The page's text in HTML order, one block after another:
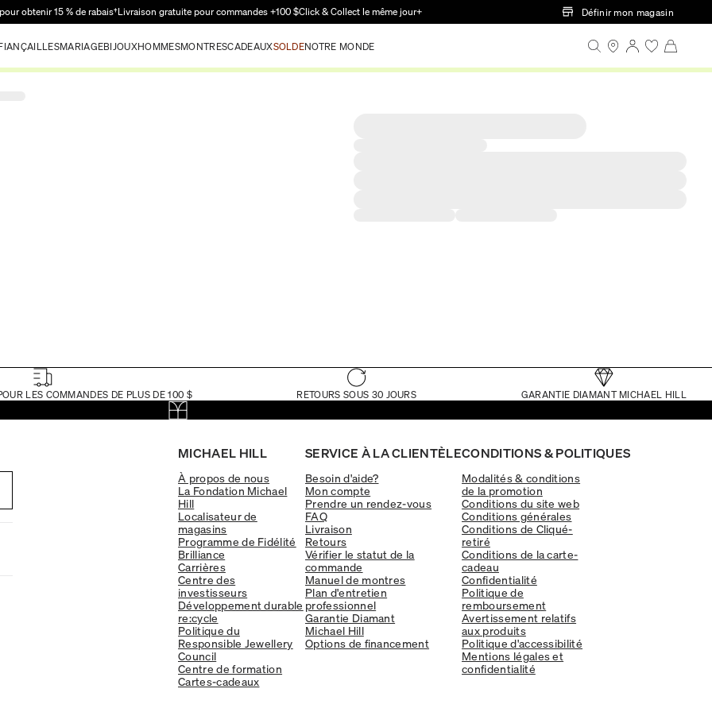
Passer au contenu principal
obtenir 15 % de rabais†Livraison gratuite pour commandes +100 $Click & Collect le même jour+ Définir mon magasin
MARIAGEBIJOUXHOMMESMONTRESCADEAUXSOLDENOTRE MONDE
LES COMMANDES DE PLUS DE 100 $ RETOURS SOUS 30 JOURS GARANTIE DIAMANT MICHAEL HILL
MICHAEL HILL
À propos de nous
La Fondation Michael
Hill
Localisateur de
magasins
Programme de Fidélité
Brilliance
Carrières
Centre des
investisseurs
Développement durable
re:cycle
Politique du
Responsible Jewellery
Council
Centre de formation
Cartes-cadeaux
SERVICE À LA CLIENTÈLE
Besoin d'aide?
Mon compte
Prendre un rendez-vous
FAQ
Livraison
Retours
Vérifier le statut de la
commande
Manuel de montres
Plan d'entretien
professionnel
Garantie Diamant
Michael Hill
Options de financement
CONDITIONS & POLITIQUES
Modalités & conditions
de la promotion
Conditions du site web
Conditions générales
Conditions de Cliqué-
retiré
Conditions de la carte-
cadeau
Confidentialité
Politique de
remboursement
Avertissement relatifs
aux produits
Politique d'accessibilité
Mentions légales et
confidentialité